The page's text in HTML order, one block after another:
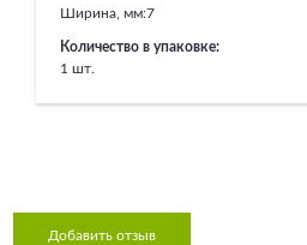
Ширина, мм:7
Количество в упаковке:
1 шт.
Добавить отзыв